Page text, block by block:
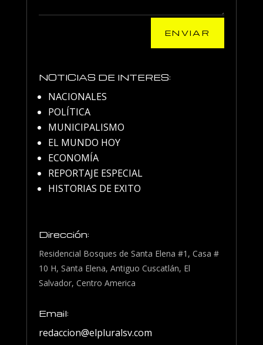
ENVIAR
NOTICIAS DE INTERES:
NACIONALES
POLÍTICA
MUNICIPALISMO
EL MUNDO HOY
ECONOMÍA
REPORTAJE ESPECIAL
HISTORIAS DE EXITO
Dirección:
Residencial Bosques de Santa Elena #1, Casa #
10 H, Santa Elena, Antiguo Cuscatlán, El
Salvador, Centro America
Email:
redaccion@elpluralsv.com